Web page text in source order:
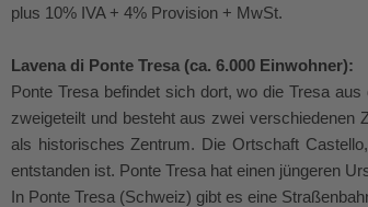
plus 10% IVA + 4% Provision + MwSt.
Lavena di Ponte Tresa (ca. 6.000 Einwohner):
Ponte Tresa befindet sich dort, wo die Tresa
zweigeteilt und besteht aus zwei verschiedenen
als historisches Zentrum. Die Ortschaft
entstanden ist. Ponte Tresa hat einen jüngeren
In Ponte Tresa (Schweiz) gibt es eine